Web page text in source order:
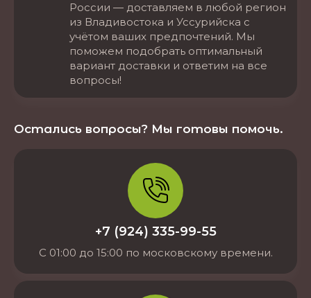
России — доставляем в любой регион
из Владивостока и Уссурийска с
учётом ваших предпочтений. Мы
поможем подобрать оптимальный
вариант доставки и ответим на все
вопросы!
Остались вопросы? Мы готовы помочь.
+7 (924) 335-99-55
С 01:00 до 15:00 по московскому времени.